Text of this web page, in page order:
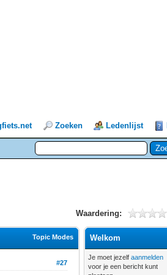
Zoeken Ledenlijst
Waardering:
Topic Modes
#27
Welkom
Je moet jezelfaanmelden
voor je een bericht kunt